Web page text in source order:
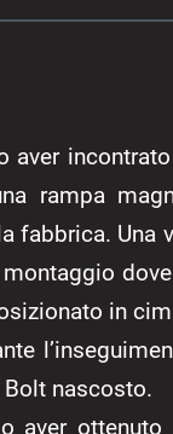
aver
rampa
fabbrica.
in
nascosto.
aver